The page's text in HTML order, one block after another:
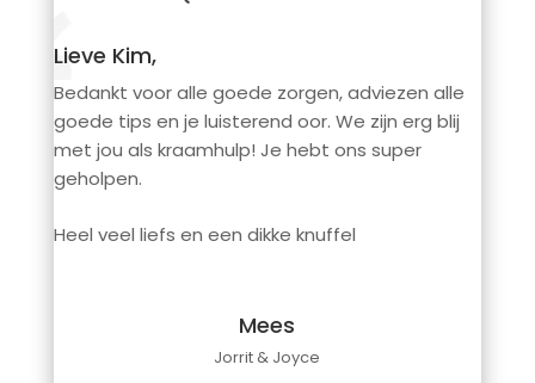
Lieve Kim,
Bedankt voor alle goede zorgen, adviezen alle
goede tips en je luisterend oor. We zijn erg blij
met jou als kraamhulp! Je hebt ons super
geholpen.
Heel veel liefs en een dikke knuffel
Mees
Jorrit & Joyce